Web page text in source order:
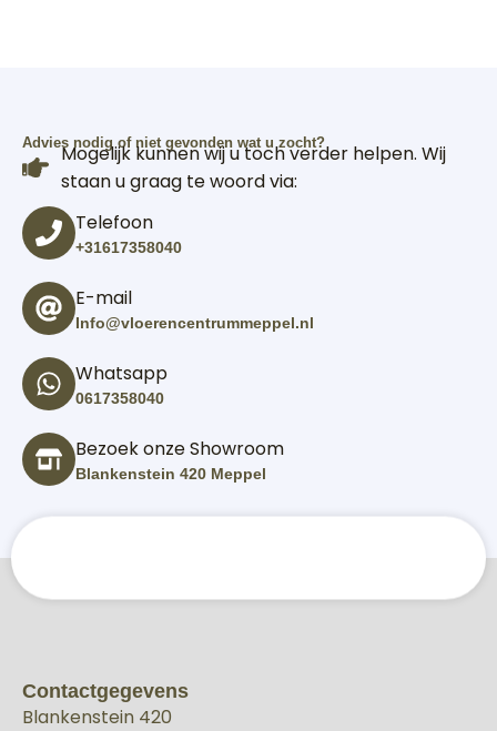
Advies nodig of niet gevonden wat u zocht?
Mogelijk kunnen wij u toch verder helpen. Wij
staan u graag te woord via:
Telefoon
+31617358040
E-mail
Info@vloerencentrummeppel.nl
Whatsapp
0617358040
Bezoek onze Showroom
Blankenstein 420 Meppel
Contactgegevens
Blankenstein 420